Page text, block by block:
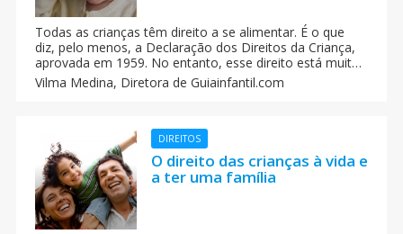
Todas as crianças têm direito a se alimentar. É o que
diz, pelo menos, a Declaração dos Direitos da Criança,
aprovada em 1959. No entanto, esse direito está muito
longe de ser uma realidade, e o Direito das crianças à
alimentação é esquecido todos os dias no mundo todo.
Vilma Medina, Diretora de Guiainfantil.com
DIREITOS
O direito das crianças à vida e
a ter uma família